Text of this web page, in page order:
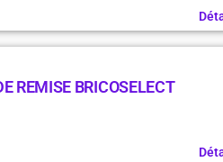
REMISE BRICOSELECT